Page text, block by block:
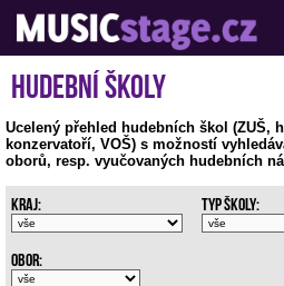
S muzikanty pro muzikanty
Hudební školy
Ucelený přehled hudebních škol (ZUŠ,
konzervatoří, VOŠ) s možností
oborů, resp. vyučovaných hudebních
Kraj: Typ školy:
Obor: